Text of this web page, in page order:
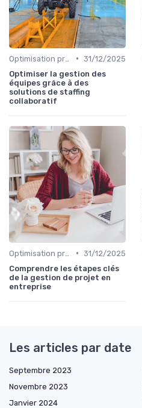
• 31/12/2025
Optimiser la gestion des
équipes grâce à des
solutions de staffing
collaboratif
• 31/12/2025
Comprendre les étapes clés
de la gestion de projet en
entreprise
Les articles par date
Septembre 2023
Novembre 2023
Janvier 2024